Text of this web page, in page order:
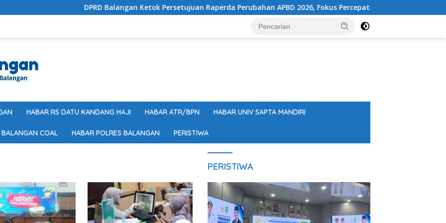
DPRD Balangan Ketok Persetujuan Raperda Perubahan APBD 2026, Fokus Percepatan Realisasi Program
HABAR RS DATU KANDANG HAJI HABAR ATR/BPN HABAR UNIV SAPTA MANDIRI
COAL HABAR POLRES BALANGAN PERISTIWA
Stay Casino login bonus guide:
Canadian welcome offers &
wagering requirements
PERISTIWA